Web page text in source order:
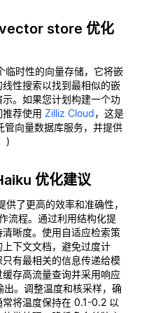
store 优化
临时性的向量存储，它将嵌
性搜索以找到最相似的嵌
。如果您计划构建一个功
荐使用 Zilliz Cloud，这是
管向量数据库服务，并提供
)
优化建议
了更高的效率和准确性，
流程。通过利用结构化提
晰度。使用自适应检索策
下文文档，避免过度计
有最相关的信息传递给模
存高流量查询并采用响应
。调整温度和核采样，确
将温度保持在 0.1-0.2 以